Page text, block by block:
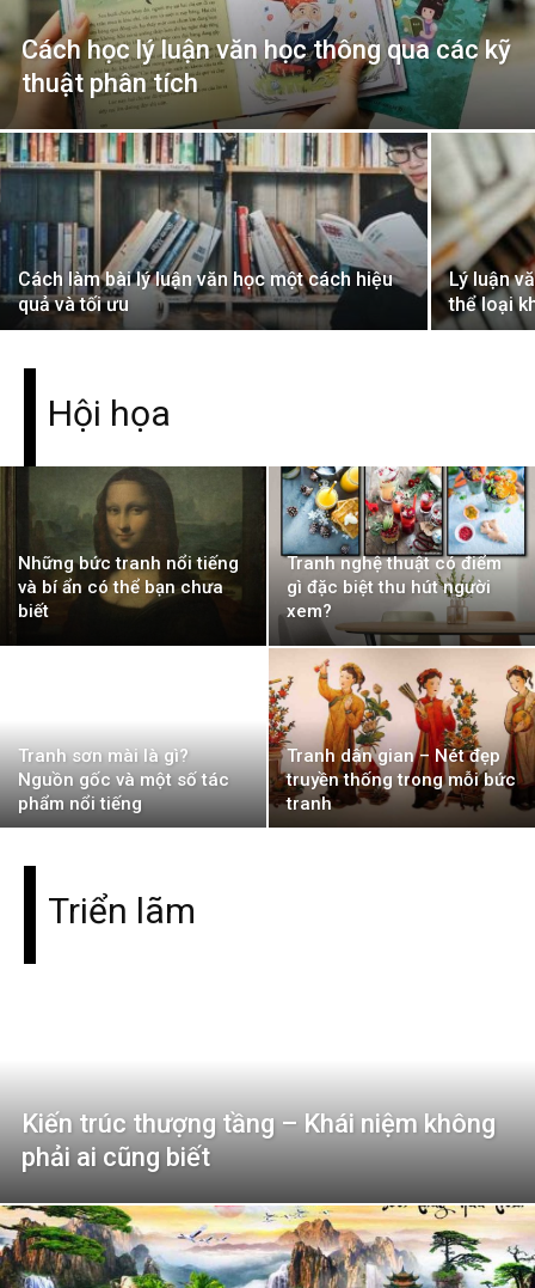
Cách học lý luận văn học thông qua các kỹ
thuật phân tích
Cách làm bài lý luận văn học một cách hiệu
quả và tối ưu
Lý luận
thể loại
Hội họa
Những bức tranh nổi tiếng
và bí ẩn có thể bạn chưa
biết
Tranh nghệ thuật có điểm
gì đặc biệt thu hút người
xem?
Tranh sơn mài là gì?
Nguồn gốc và một số tác
phẩm nổi tiếng
Tranh dân gian – Nét đẹp
truyền thống trong mỗi bức
tranh
Triển lãm
Kiến trúc thượng tầng – Khái niệm không
phải ai cũng biết